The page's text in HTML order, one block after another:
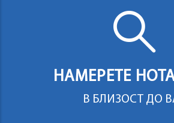
НАМЕРЕТЕ
В БЛИЗОСТ ДО